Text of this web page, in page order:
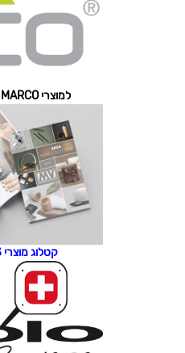
למוצרי VITALY MARCO לחץ כאן
קטלוג מוצרי POLO SWISS